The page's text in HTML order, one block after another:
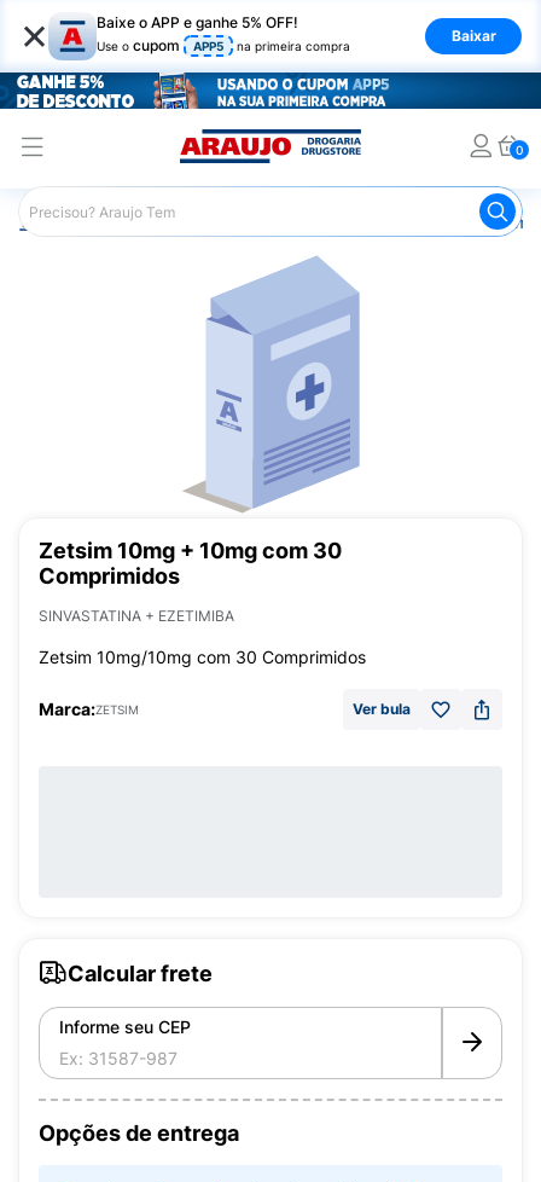
× Baixe o APP e ganhe 5% OFF!
Use o cupom APP5 na primeira compra
Baixar
0
Araujo Medicamentos
Zetsim 10mg + 10mg com 30
Comprimidos
SINVASTATINA + EZETIMIBA
Zetsim 10mg/10mg com 30 Comprimidos
Marca:ZETSIM Ver bula
Calcular frete
Informe seu CEP
Opções de entrega